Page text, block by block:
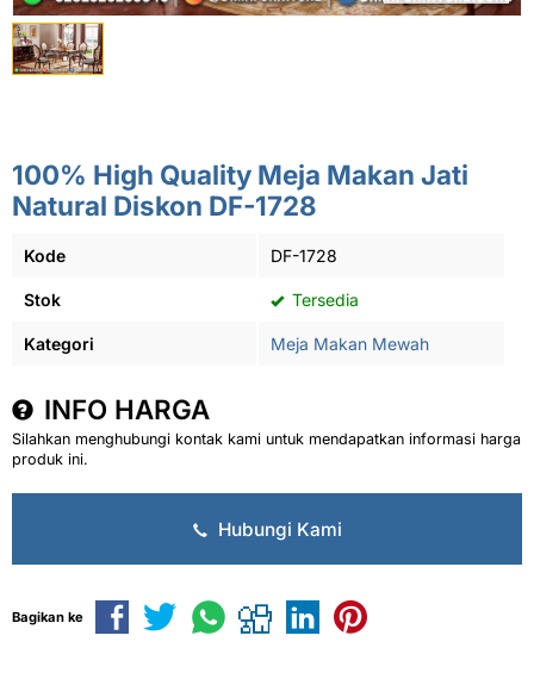
100% High Quality Meja Makan Jati
Natural Diskon DF-1728
Kode DF-1728
Stok Tersedia
Kategori Meja Makan Mewah
INFO HARGA
Silahkan menghubungi kontak kami untuk mendapatkan informasi harga
produk ini.
Hubungi Kami
Bagikan ke